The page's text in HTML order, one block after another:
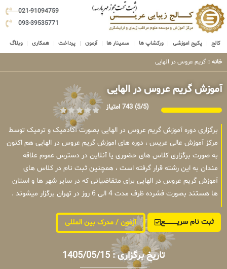
021-91094759
093-39535771
کالج پکیج اموزشی ورکشاپ ها سمینار ها آزمون پرداخت همکاری وبلاگ
خانه » گریم عروس در الهایی
آموزش گریم عروس در الهایی
(5/5) 743 امتیاز
برگزاری دوره آموزش گریم عروس در الهایی بصورت آکادمیک و ترمیک توسط
مرکز آموزش عالی عریس ، دوره های اموزش گریم عروس در الهایی هم اکنون
به صورت برگزاری کلاس های حضوری یا آنلاین در دسترس عموم علاقه
مندان به این رشته قرار گرفته است ، همچنین ثبت نام در کلاس های
آموزش گریم عروس در الهایی برای متقاضیانی که در سایر شهر ها و استان
ها هستند بصورت فشرده ظرف مدت 4 الی 6 روز در تهران برگزار میشوند .
ثبت نام سریــــــــــــع آزمون / مدرک بین المللی
تاریخ برگزاری : 1405/05/15